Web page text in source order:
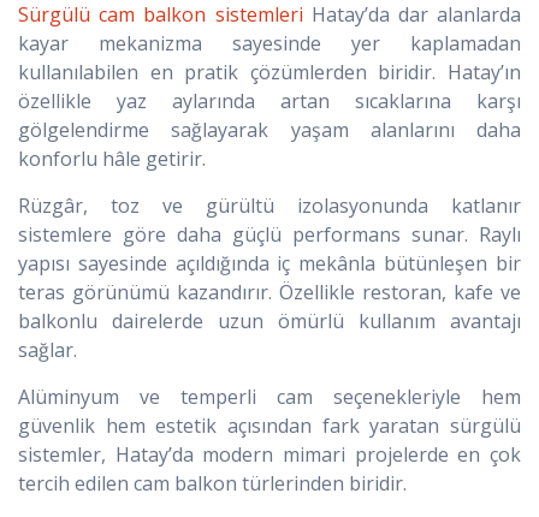
Sürgülü cam balkon sistemleri Hatay’da dar alanlarda
kayar mekanizma sayesinde yer kaplamadan
kullanılabilen en pratik çözümlerden biridir. Hatay’ın
özellikle yaz aylarında artan sıcaklarına karşı
gölgelendirme sağlayarak yaşam alanlarını daha
konforlu hâle getirir.
Rüzgâr, toz ve gürültü izolasyonunda katlanır
sistemlere göre daha güçlü performans sunar. Raylı
yapısı sayesinde açıldığında iç mekânla bütünleşen bir
teras görünümü kazandırır. Özellikle restoran, kafe ve
balkonlu dairelerde uzun ömürlü kullanım avantajı
sağlar.
Alüminyum ve temperli cam seçenekleriyle hem
güvenlik hem estetik açısından fark yaratan sürgülü
sistemler, Hatay’da modern mimari projelerde en çok
tercih edilen cam balkon türlerinden biridir.